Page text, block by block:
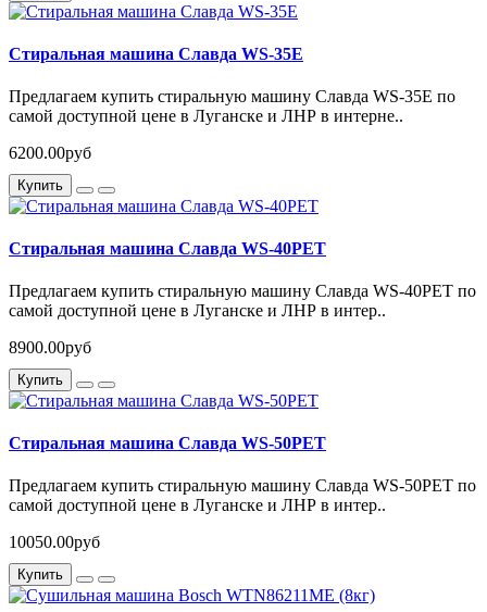
Стиральная машина Славда WS-35E
Предлагаем купить стиральную машину Славда WS-35E по
самой доступной цене в Луганске и ЛНР в интерне..
6200.00руб
Купить
Стиральная машина Славда WS-40PET
Предлагаем купить стиральную машину Славда WS-40PET по
самой доступной цене в Луганске и ЛНР в интер..
8900.00руб
Купить
Стиральная машина Славда WS-50PET
Предлагаем купить стиральную машину Славда WS-50PET по
самой доступной цене в Луганске и ЛНР в интер..
10050.00руб
Купить